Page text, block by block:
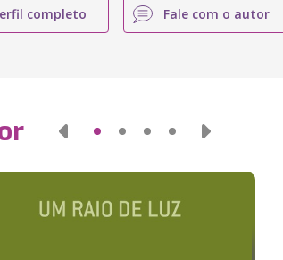
completo Fale com o autor